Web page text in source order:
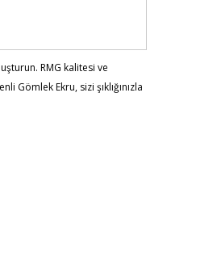
RMG kalitesi ve
Gömlek Ekru, sizi şıklığınızla